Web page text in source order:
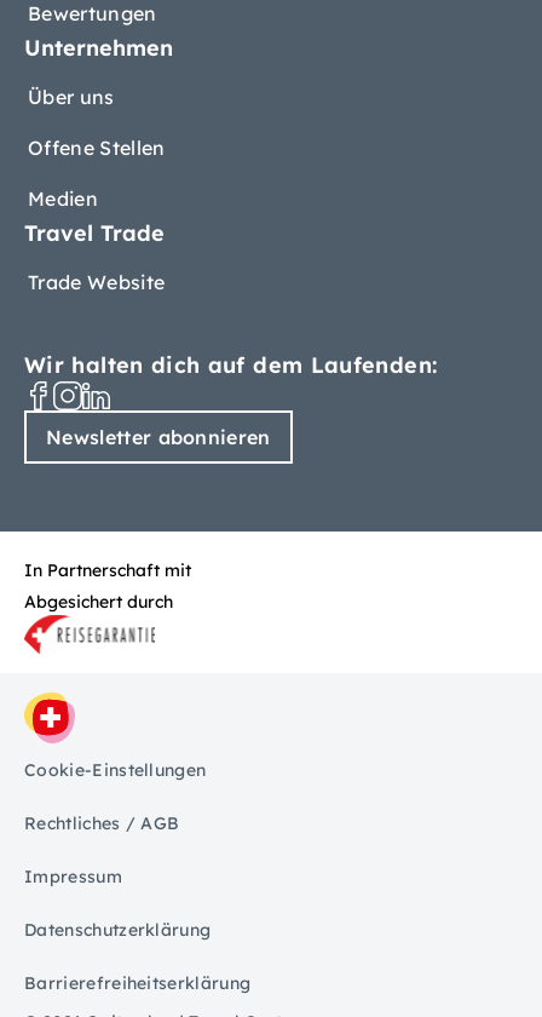
Bewertungen
Unternehmen
Über uns
Offene Stellen
Medien
Travel Trade
Trade Website
Wir halten dich auf dem Laufenden:
Newsletter abonnieren
In Partnerschaft mit
Abgesichert durch
Cookie-Einstellungen
Rechtliches / AGB
Impressum
Datenschutzerklärung
Barrierefreiheitserklärung